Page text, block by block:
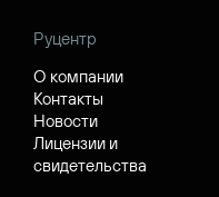
Руцентр
О компании
Контакты
Новости
Лицензии и
свидетельства